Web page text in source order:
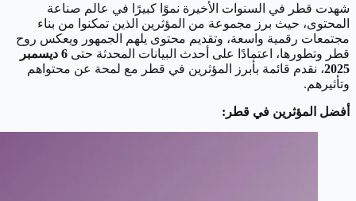
شهدت قطر في السنوات الأخيرة نموًا كبيرًا في عالم صناعة
المحتوى، حيث برز مجموعة من المؤثرين الذين تمكنوا من بناء
مجتمعات رقمية واسعة، وتقديم محتوى يلهم الجمهور ويعكس روح
قطر وتطورها، اعتمادًا على أحدث البيانات المحدثة حتى
6 ديسمبر
2025، نقدم قائمة بأبرز المؤثرين في قطر مع لمحة عن محتواهم
وتأثيرهم.
أفضل المؤثرين في قطر: